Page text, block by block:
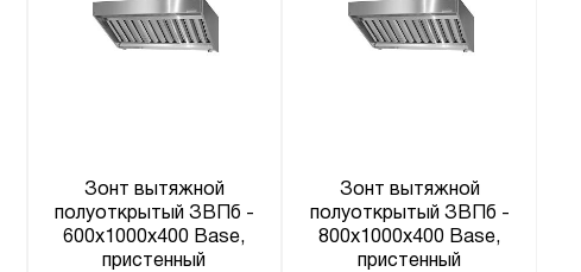
Зонт вытяжной
полуоткрытый ЗВПб -
600x1000x400 Base,
пристенный
Зонт вытяжной
полуоткрытый ЗВПб -
800x1000x400 Base,
пристенный